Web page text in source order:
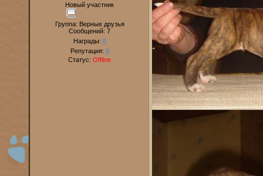
Новый участник
Группа: Верные друзья
Сообщений: 7
Награды: 0
Репутация: 0
Статус: Offline